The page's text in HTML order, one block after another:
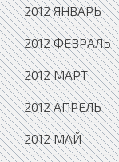
2012 ЯНВАРЬ
2012 ФЕВРАЛЬ
2012 МАРТ
2012 АПРЕЛЬ
2012 МАЙ